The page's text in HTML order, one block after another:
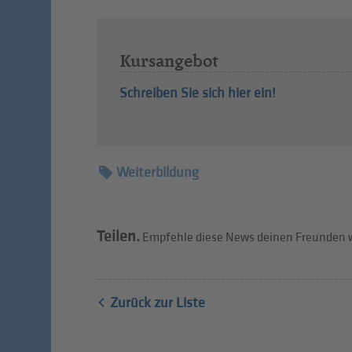
Kursangebot
Schreiben Sie sich hier ein!
Weiterbildung
Teilen. Empfehle diese News deinen Freunden
Zurück zur Liste